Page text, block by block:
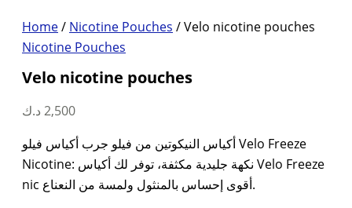
Home/ Nicotine Pouches / Velo nicotine pouches
Nicotine Pouches
Velo nicotine pouches
2,500 د.ك
أكياس النيكوتين من فيلو جرب أكياس فيلو Velo Freeze
Nicotine: نكهة جليدية مكثفة، توفر لك أكياس Velo Freeze
nic أقوى إحساس بالمنثول ولمسة من النعناع.